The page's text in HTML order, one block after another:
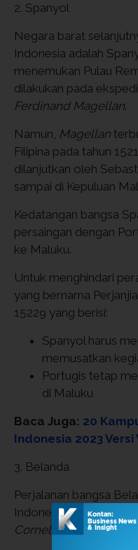
2. Spanyol
Negara barat
Indonesia adalah
menemukan Pulau
dilakukan pada
Ferdinand Magellan.
Namun, Magellan
Filipina pada tahun
dilanjutkan oleh
sampai di Kepuluan
Kedatangan bangsa
persaingan dengan
ke Maluku.
Untuk menghindari
yang bernama
15229 yang berisi:
Spanyol harus
memusatkan
Portugis tetap
di Maluku
Baca Juga: 20
Indonesia 2023
3. Belanda
Perjalanan bangsa
Indonesia dimulai
Cornelis de Houtman